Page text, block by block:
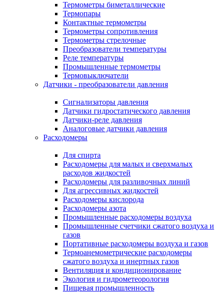
Термометры биметаллические
Термопары
Контактные термометры
Термометры сопротивления
Термометры стрелочные
Преобразователи температуры
Реле температуры
Промышленные термометры
Термовыключатели
Датчики - преобразователи давления
Сигнализаторы давления
Датчики гидростатического давления
Датчики-реле давления
Аналоговые датчики давления
Расходомеры
Для спирта
Расходомеры для малых и сверхмалых
расходов жидкостей
Расходомеры для разливочных линий
Для агрессивных жидкостей
Расходомеры кислорода
Расходомеры азота
Промышленные расходомеры воздуха
Промышленные счетчики сжатого воздуха и
газов
Портативные расходомеры воздуха и газов
Термоанемометрические расходомеры
сжатого воздуха и инертных газов
Вентиляция и кондиционирование
Экология и гидрометеорология
Пищевая промышленность